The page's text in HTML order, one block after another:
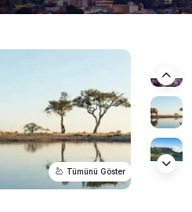
Tümünü Göster